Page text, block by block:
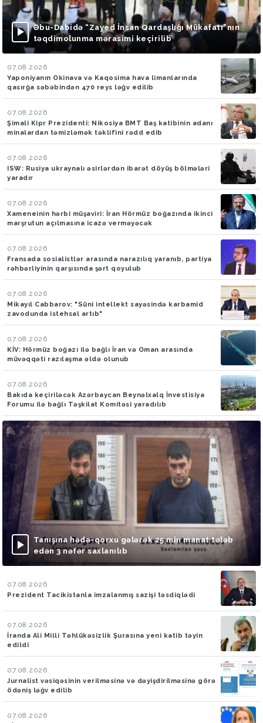
Əbu-Dabidə “Zayed İnsan Qardaşlığı Mükafatı”nın
təqdimolunma mərasimi keçirilib
07.08.2026
Yaponiyanın Okinava və Kaqosima hava limanlarında
qasırğa səbəbindən 470 reys ləğv edilib
07.08.2026
Şimali Kipr Prezidenti: Nikosiya BMT Baş katibinin adanı
minalardan təmizləmək təklifini rədd edib
07.08.2026
ISW: Rusiya ukraynalı əsirlərdən ibarət döyüş bölmələri
yaradır
07.08.2026
Xameneinin hərbi müşaviri: İran Hörmüz boğazında ikinci
marşrutun açılmasına icazə verməyəcək
07.08.2026
Fransada sosialistlər arasında narazılıq yaranıb, partiya
rəhbərliyinin qarşısında şərt qoyulub
07.08.2026
Mikayıl Cabbarov: "Süni intellekt sayəsində karbamid
zavodunda istehsal artıb"
07.08.2026
KİV: Hörmüz boğazı ilə bağlı İran və Oman arasında
müvəqqəti razılaşma əldə olunub
07.08.2026
Bakıda keçiriləcək Azərbaycan Beynəlxalq İnvestisiya
Forumu ilə bağlı Təşkilat Komitəsi yaradılıb
Tanışına hədə-qorxu gələrək 25 min manat tələb
edən 3 nəfər saxlanılıb
07.08.2026
Prezident Tacikistanla imzalanmış sazişi təsdiqlədi
07.08.2026
İranda Ali Milli Təhlükəsizlik Şurasına yeni katib təyin
edildi
07.08.2026
Jurnalist vəsiqəsinin verilməsinə və dəyişdirilməsinə görə
ödəniş ləğv edilib
07.08.2026